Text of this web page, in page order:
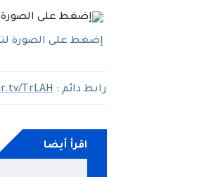
إضغط على الصورة
رابط دائم :TrLAH
اقرأ أيضا